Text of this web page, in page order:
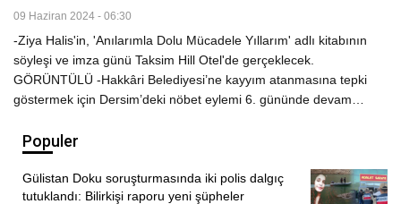
09 Haziran 2024 - 06:30
-Ziya Halis'in, 'Anılarımla Dolu Mücadele Yıllarım' adlı kitabının
söyleşi ve imza günü Taksim Hill Otel'de gerçeklecek.
GÖRÜNTÜLÜ -Hakkâri Belediyesi’ne kayyım atanmasına tepki
göstermek için Dersim’deki nöbet eylemi 6. gününde devam…
Populer
Gülistan Doku soruşturmasında iki polis dalgıç
tutuklandı: Bilirkişi raporu yeni şüpheler